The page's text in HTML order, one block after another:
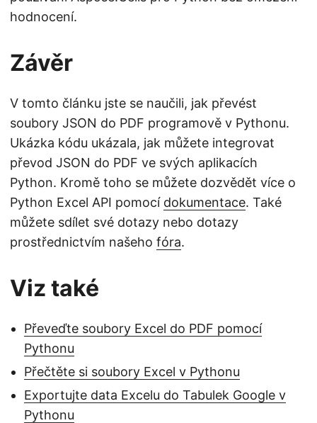
hodnocení.
Závěr
V tomto článku jste se naučili, jak převést
soubory JSON do PDF programově v Pythonu.
Ukázka kódu ukázala, jak můžete integrovat
převod JSON do PDF ve svých aplikacích
Python. Kromě toho se můžete dozvědět více o
Python Excel API pomocí dokumentace. Také
můžete sdílet své dotazy nebo dotazy
prostřednictvím našeho fóra.
Viz také
Převeďte soubory Excel do PDF pomocí
Pythonu
Přečtěte si soubory Excel v Pythonu
Exportujte data Excelu do Tabulek Google v
Pythonu